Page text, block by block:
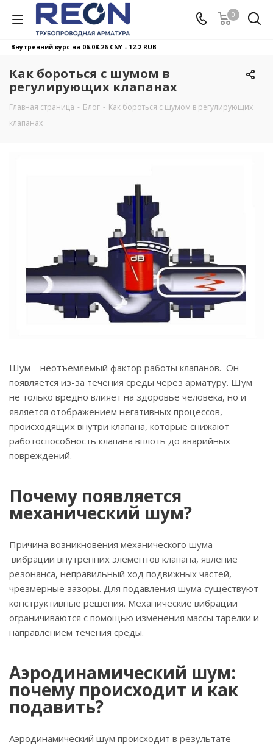
0
Внутренний курс на 06.08.26 CNY - 12.2 RUB
Как бороться с шумом в
регулирующих клапанах
Главная страница - Блог - Как бороться с шумом в регулирующих
клапанах
Шум – неотъемлемый фактор работы клапанов. Он
появляется из-за течения среды через арматуру. Шум
не только вредно влияет на здоровье человека, но и
является отображением негативных процессов,
происходящих внутри клапана, которые снижают
работоспособность клапана вплоть до аварийных
повреждений.
Почему появляется
механический шум?
Причина возникновения механического шума –
вибрации внутренних элементов клапана, явление
резонанса, неправильный ход подвижных частей,
чрезмерные зазоры. Для подавления шума существуют
конструктивные решения. Механические вибрации
ограничиваются с помощью изменения массы тарелки и
направлением течения среды.
Аэродинамический шум:
почему происходит и как
подавить?
Аэродинамический шум происходит в результате